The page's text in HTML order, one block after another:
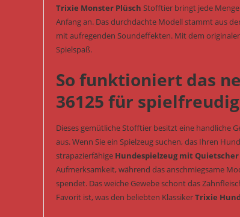
Trixie Monster Plüsch Stofftier bringt jede
Anfang an. Das durchdachte Modell stammt aus
mit aufregenden Soundeffekten. Mit dem
Spielspaß.
So funktioniert das
36125 für
Dieses gemütliche Stofftier besitzt eine handliche
aus. Wenn Sie ein Spielzeug suchen, das Ihren
strapazierfähige Hundespielzeug mit Quietscher
Aufmerksamkeit, während das anschmiegsame
spendet. Das weiche Gewebe schont das
Favorit ist, was den beliebten KlassikerTrixie